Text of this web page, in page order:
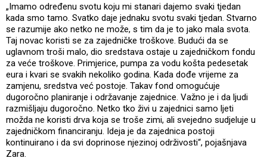
„Imamo određenu svotu koju mi stanari dajemo svaki tjedan
kada smo tamo. Svatko daje jednaku svotu svaki tjedan. Stvarno
se razumije ako netko ne može, s tim da je to jako mala svota.
Taj novac koristi se za zajedničke troškove. Budući da se
uglavnom troši malo, dio sredstava ostaje u zajedničkom fondu
za veće troškove. Primjerice, pumpa za vodu košta pedesetak
eura i kvari se svakih nekoliko godina. Kada dođe vrijeme za
zamjenu, sredstva već postoje. Takav fond omogućuje
dugoročno planiranje i održavanje zajednice. Važno je i da ljudi
razmišljaju dugoročno. Netko tko živi u zajednici samo ljeti
možda ne koristi drva koja se troše zimi, ali svejedno sudjeluje u
zajedničkom financiranju. Ideja je da zajednica postoji
kontinuirano i da svi doprinose njezinoj održivosti“, pojašnjava
Zara.